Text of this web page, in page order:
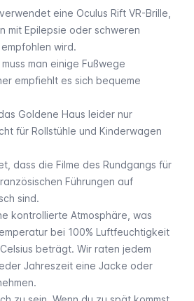
eine Oculus Rift VR-Brille,
mit Epilepsie oder schweren
wird.
man einige Fußwege
empfiehlt es sich bequeme
Goldene Haus leider nur
für Rollstühle und Kinderwagen
dass die Filme des Rundgangs für
Führungen auf
sind.
kontrollierte Atmosphäre, was
bei 100% Luftfeuchtigkeit
beträgt. Wir raten jedem
Jahreszeit eine Jacke oder